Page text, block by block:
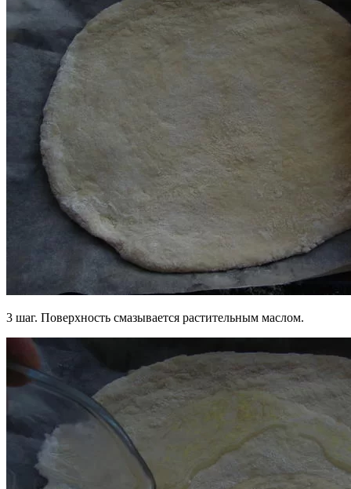
3 шаг. Поверхность смазывается растительным маслом.